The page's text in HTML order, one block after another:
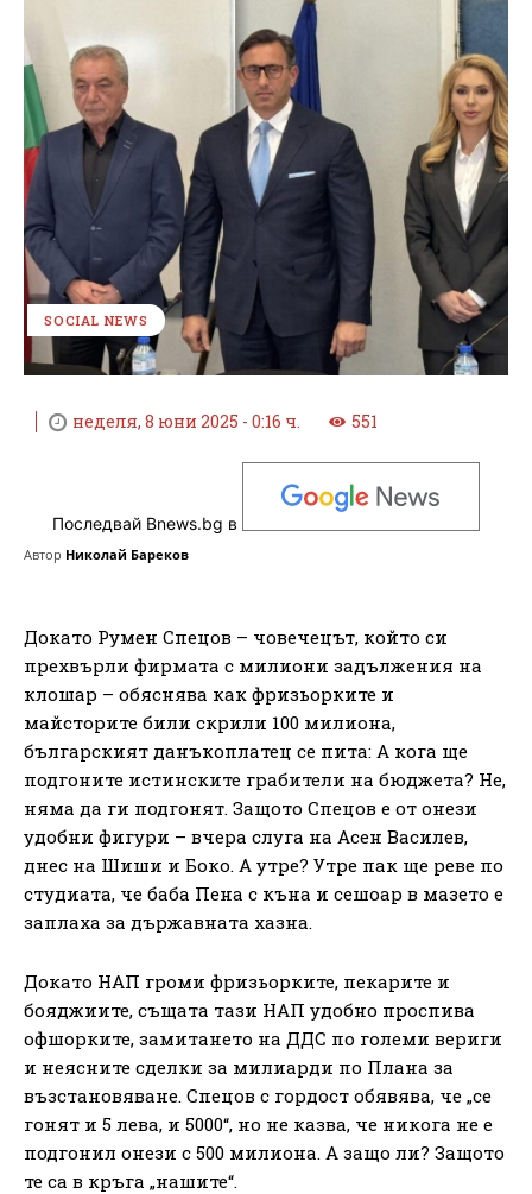
SOCIAL NEWS
неделя, 8 юни 2025 - 0:16 ч. 551
Последвай Bnews.bg в
Автор Николай Бареков
Докато Румен Спецов – човечецът, който си
прехвърли фирмата с милиони задължения на
клошар – обяснява как фризьорките и
майсторите били скрили 100 милиона,
българският данъкоплатец се пита: А кога ще
подгоните истинските грабители на бюджета? Не,
няма да ги подгонят. Защото Спецов е от онези
удобни фигури – вчера слуга на Асен Василев,
днес на Шиши и Боко. А утре? Утре пак ще реве по
студиата, че баба Пена с къна и сешоар в мазето е
заплаха за държавната хазна.
Докато НАП громи фризьорките, пекарите и
бояджиите, същата тази НАП удобно проспива
офшорките, замитането на ДДС по големи вериги
и неясните сделки за милиарди по Плана за
възстановяване. Спецов с гордост обявява, че „се
гонят и 5 лева, и 5000“, но не казва, че никога не е
подгонил онези с 500 милиона. А защо ли? Защото
те са в кръга „нашите“.